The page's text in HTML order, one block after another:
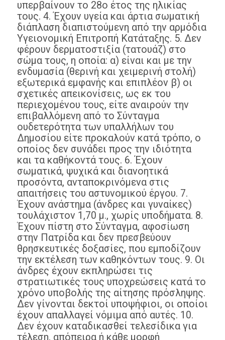
υπερβαίνουν το 28ο έτος της ηλικίας
τους. 4. Έχουν υγεία και άρτια σωματική
διάπλαση διαπιστούμενη από την αρμόδια
Υγειονομική Επιτροπή Κατάταξης. 5. Δεν
φέρουν δερματοστιξία (τατουάζ) στο
σώμα τους, η οποία: α) είναι και με την
ενδυμασία (θερινή και χειμερινή στολή)
εξωτερικά εμφανής και επιπλέον β) οι
σχετικές απεικονίσεις, ως εκ του
περιεχομένου τους, είτε αναιρούν την
επιβαλλόμενη από το Σύνταγμα
ουδετερότητα των υπαλλήλων του
Δημοσίου είτε προκαλούν κατά τρόπο, ο
οποίος δεν συνάδει προς την ιδιότητα
και τα καθήκοντά τους. 6. Έχουν
σωματικά, ψυχικά και διανοητικά
προσόντα, ανταποκρινόμενα στις
απαιτήσεις του αστυνομικού έργου. 7.
Έχουν ανάστημα (άνδρες και γυναίκες)
τουλάχιστον 1,70 μ., χωρίς υποδήματα. 8.
Έχουν πίστη στο Σύνταγμα, αφοσίωση
στην Πατρίδα και δεν πρεσβεύουν
θρησκευτικές δοξασίες, που εμποδίζουν
την εκτέλεση των καθηκόντων τους. 9. Οι
άνδρες έχουν εκπληρώσει τις
στρατιωτικές τους υποχρεώσεις κατά το
χρόνο υποβολής της αίτησης πρόσληψης.
Δεν γίνονται δεκτοί υποψήφιοι, οι οποίοι
έχουν απαλλαγεί νόμιμα από αυτές. 10.
Δεν έχουν καταδικασθεί τελεσίδικα για
τέλεση, απόπειρα ή κάθε μορφή